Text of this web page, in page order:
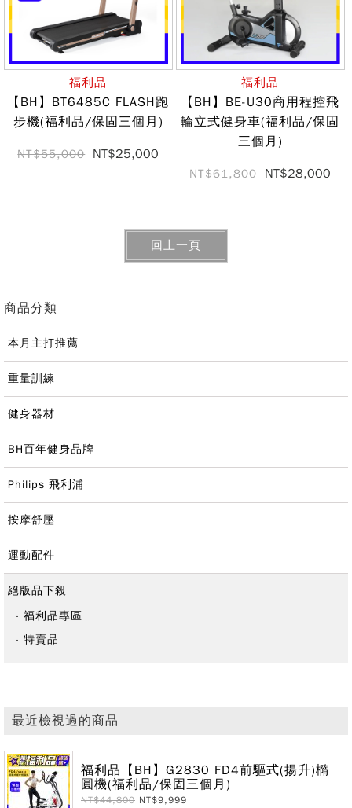
商品分類
本月主打推薦
重量訓練
健身器材
BH百年健身品牌
Philips 飛利浦
按摩舒壓
運動配件
絕版品下殺
福利品專區
特賣品
最近檢視過的商品
福利品【BH】G2830 FD4前驅式(揚升)橢
圓機(福利品/保固三個月)
NT$44,800 NT$9,999
福利品
【BH】BT6485C FLASH跑
步機(福利品/保固三個月)
NT$55,000 NT$25,000
福利品
【BH】BE-U30商用程控飛
輪立式健身車(福利品/保固
三個月)
NT$61,800 NT$28,000
回上一頁